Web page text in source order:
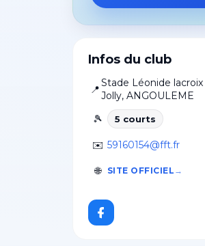
Infos du club
📍
Stade Léonide
Jolly,ANGOULEME
🎾
5 courts
✉️ 59160154@fft.fr
🌐 SITE OFFICIEL